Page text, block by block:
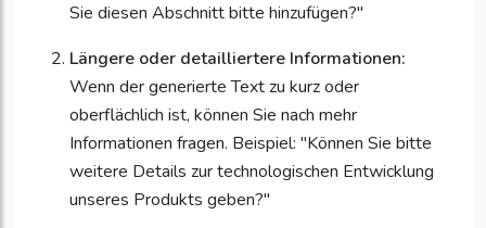
Sie diesen Abschnitt bitte hinzufügen?"
Längere oder detailliertere Informationen:
Wenn der generierte Text zu kurz oder
oberflächlich ist, können Sie nach mehr
Informationen fragen. Beispiel: "Können Sie bitte
weitere Details zur technologischen Entwicklung
unseres Produkts geben?"